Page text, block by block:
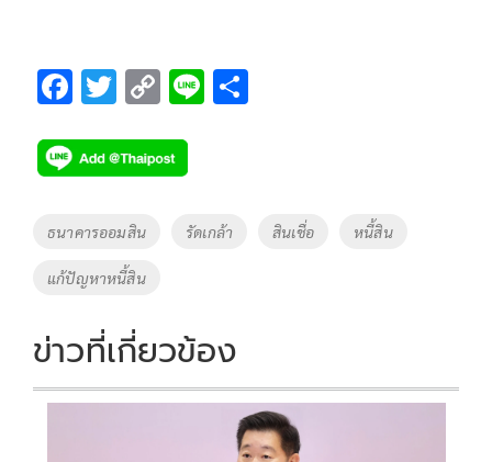
F
e
b
o
o
k
T
tt
er
C
p
y
Li
Li
Tags
ธนาคารออมสิน รัดเกล้า สินเชื่อ หนี้สิน
แก้ปัญหาหนี้สิน
ข่าวที่เกี่ยวข้อง